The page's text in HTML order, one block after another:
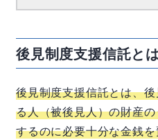
後見制度支援信託と
後見制度支援信託とは、
る人（被後見人）の財産
するのに必要十分な金銭